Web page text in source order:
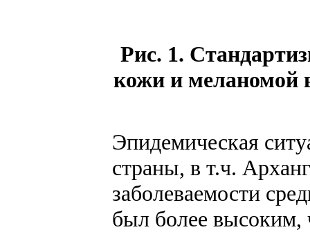
Рис. 1.
кожи и меланомой
Эпидемическая
страны, в т.ч.
заболеваемости
был более высоким,